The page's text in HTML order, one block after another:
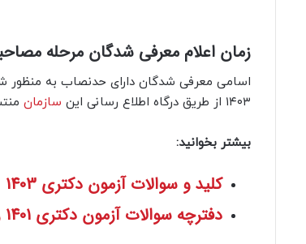
زمان اعلام معرفی شدگان مرحله مصاحبه
اسامی معرفی شدگان دارای حدنصاب به منظور
۱۴۰۳ از طریق درگاه اطلاع رسانی این
سازمان
بیشتر بخوانید:
کلید و سوالات آزمون دکتری 1403
دفترچه سوالات آزمون دکتری 1401 رشته حقوق